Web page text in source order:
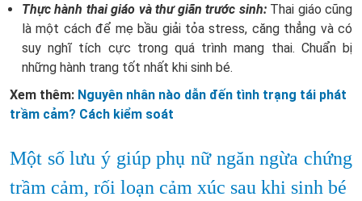
Thực hành thai giáo và thư giãn trước sinh:Thai giáo cũng
là một cách để mẹ bầu giải tỏa stress, căng thẳng và có
suy nghĩ tích cực trong quá trình mang thai. Chuẩn bị
những hành trang tốt nhất khi sinh bé.
Xem thêm: Nguyên nhân nào dẫn đến tình trạng tái phát
trầm cảm? Cách kiểm soát
Một số lưu ý giúp phụ nữ ngăn ngừa chứng
trầm cảm, rối loạn cảm xúc sau khi sinh bé